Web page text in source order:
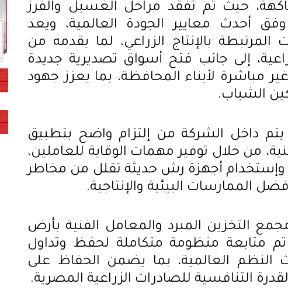
حيث تم تفقد مراحل الغسيل والفرز
وفق أحدث معايير الجودة العالمية، ويعد
بالإنتاج الزراعي، لما يقدمه من
إلى جانب فتح أسواق تصديرية جديدة
مباشرة لأبناء المحافظة، بما يعزز جهود
الشباب.
داخل الشركة من إلتزام واضح بتطبيق
من خلال توفير مهمات الوقاية للعاملين،
وإستخدام أجهزة رش حديثة تقلل من مخاطر
الممارسات البيئية والإنتاجية.
التخزين المبرد والمعامل الفنية بأرض
( ١٠ )، حيث تم متابعة منظومة متكاملة لحفظ وتداول
النظم العالمية، بما يضمن الحفاظ على
التنافسية للصادرات الزراعية المصرية.